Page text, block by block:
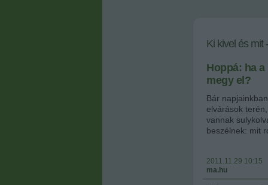
Ki kivel és mit
Hoppá: ha
megy el?
Bár
elvárások
vannak
beszélnek: mit
2011.11.29 10:15
ma.hu